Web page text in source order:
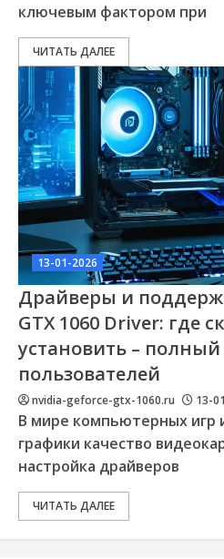
ключевым фактором при
ЧИТАТЬ ДАЛЕЕ
13-01-2026
Драйверы и
GTX 1060 Driver: где
установить –
пользователей
nvidia-geforce-gtx-1060.ru 13-
В мире компьютерных игр
графики качество
настройка драйверов
ЧИТАТЬ ДАЛЕЕ